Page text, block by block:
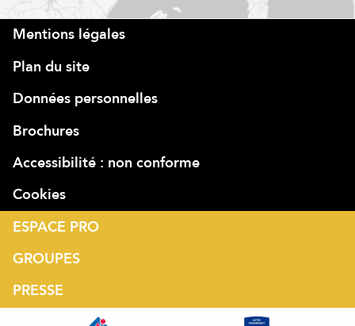
Mentions légales
Plan du site
Données personnelles
Brochures
Accessibilité : non conforme
Cookies
ESPACE PRO
GROUPES
PRESSE